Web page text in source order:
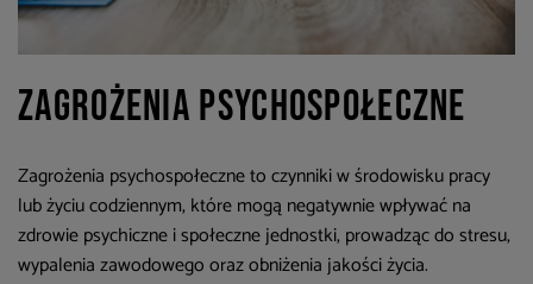
Zagrożenia psychospołeczne
Zagrożenia psychospołeczne to czynniki w środowisku pracy
lub życiu codziennym, które mogą negatywnie wpływać na
zdrowie psychiczne i społeczne jednostki, prowadząc do stresu,
wypalenia zawodowego oraz obniżenia jakości życia.